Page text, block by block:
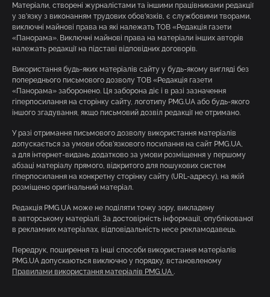
Матеріали, створені журналістами та іншими працівниками редакції
у зв’язку з виконанням трудових обов’язків, є службовими творами,
виключні майнові права на які належать ТОВ «Редакція газети
«Панорама». Виключні майнові права на матеріали інших авторів
належать редакції на підставі відповідних договорів.
Використання будь-яких матеріалів сайту у будь-якому вигляді без
попереднього письмового дозволу ТОВ «Редакція газети
«Панорама» заборонено. Ця заборона діє і в разі зазначення
гіперпосилання на сторінку сайту, логотипу PMG.UA або будь-якого
іншого згадування, якщо письмовий дозвіл редакції не отримано.
У разі отримання письмового дозволу використання матеріалів
допускається за умови обов’язкового посилання на сайт PMG.UA,
а для інтернет-видань додатково за умови розміщення у першому
абзаці матеріалу прямого, відкритого для пошукових систем
гіперпосилання на конкретну сторінку сайту (URL-адресу), на якій
розміщено оригінальний матеріал.
Редакція PMG.UA може не поділяти точку зору, викладену
в авторському матеріалі. За достовірність інформації, опублікованої
в рекламних матеріалах, відповідальність несе рекламодавець.
Передрук, поширення та інші способи використання матеріалів
PMG.UA допускаються виключно у порядку, встановленому
Правилами використання матеріалів PMG.UA .